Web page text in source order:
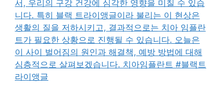
서, 우리의 구강 건강에 심각한 영향을 미칠 수 있습
니다. 특히 블랙 트라이앵글이라 불리는 이 현상은
생활의 질을 저하시키고, 결과적으로는 치아 임플란
트가 필요한 상황으로 진행될 수 있습니다. 오늘은
이 사이 벌어짐의 원인과 해결책, 예방 방법에 대해
심층적으로 살펴보겠습니다. 치아임플란트 #블랙트
라이앵글